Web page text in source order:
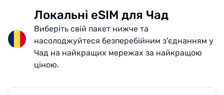
Локальні eSIM для Чад
Виберіть свій пакет нижче та
насолоджуйтеся безперебійним з'єднанням у
Чад на найкращих мережах за найкращою
ціною.